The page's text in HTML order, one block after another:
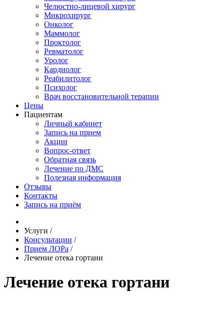
Челюстно-лицевой хирург
Микрохирург
Онколог
Маммолог
Проктолог
Ревматолог
Уролог
Кардиолог
Реабилитолог
Психолог
Врач восстановительной терапии
Цены
Пациентам
Личный кабинет
Запись на прием
Акции
Вопрос-ответ
Обратная связь
Лечение по ДМС
Полезная информация
Отзывы
Контакты
Запись на приём
Услуги /
Консультации /
Прием ЛОРа /
Лечение отека гортани
Лечение отека гортани